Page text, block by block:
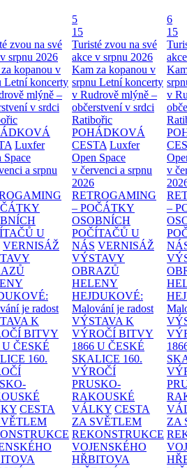
zvou na své
srpnu 2026
kopanou v
Letní koncerty
mlýně –
v srdci
Luxfer
Space
a srpnu
U
VERNISÁŽ
je radost
K
BITVY
U ČESKÉ
160.
CESTA
5
15
Turisté zvou na své
akce v srpnu 2026
Kam za kopanou v
srpnu Letní koncerty
v Rudrově mlýně –
občerstvení v srdci
Ratibořic
POHÁDKOVÁ
CESTA Luxfer
Open Space
v červenci a srpnu
2026
RETROGAMING
– POČÁTKY
OSOBNÍCH
POČÍTAČŮ U
NÁS VERNISÁŽ
VÝSTAVY
OBRAZŮ
HELENY
HEJDUKOVÉ:
Malování je radost
VÝSTAVA K
VÝROČÍ BITVY
1866 U ČESKÉ
SKALICE 160.
VÝROČÍ
PRUSKO-
RAKOUSKÉ
VÁLKY CESTA
ZA SVĚTLEM
REKONSTRUKCE
VOJENSKÉHO
HŘBITOVA
6
15
v
v
–
ZA